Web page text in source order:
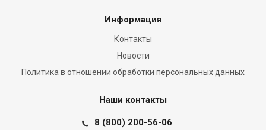
Информация
Контакты
Новости
Политика в отношении обработки персональных данных
Наши контакты
8 (800) 200-56-06